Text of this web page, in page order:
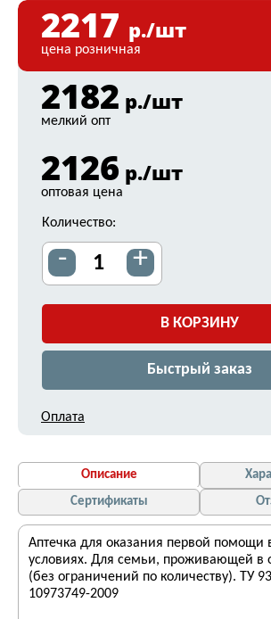
2217 р./шт
цена розничная
2182 р./шт
мелкий опт
2126 р./шт
оптовая цена
Количество:
- +
В КОРЗИНУ
Быстрый заказ
Оплата
Описание
Сертификаты
Аптечка для оказания первой помощи
условиях. Для семьи, проживающей в
(без ограничений по количеству). ТУ
10973749-2009